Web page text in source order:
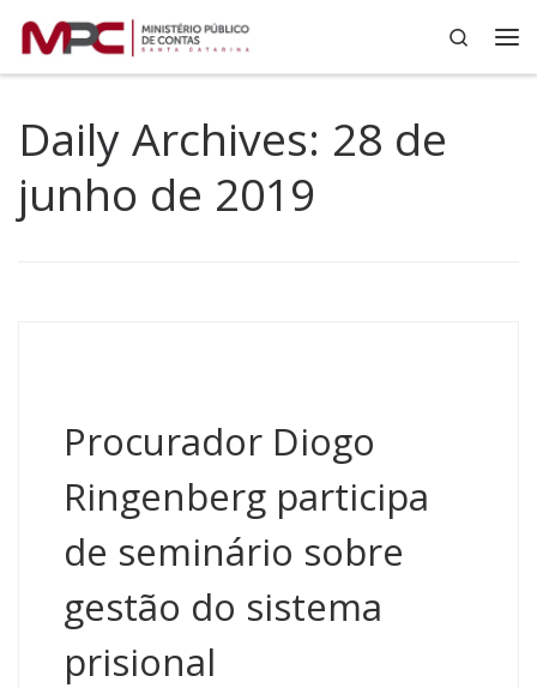
Skip to content
Search
Daily Archives: 28 de
junho de 2019
Procurador Diogo
Ringenberg participa
de seminário sobre
gestão do sistema
prisional